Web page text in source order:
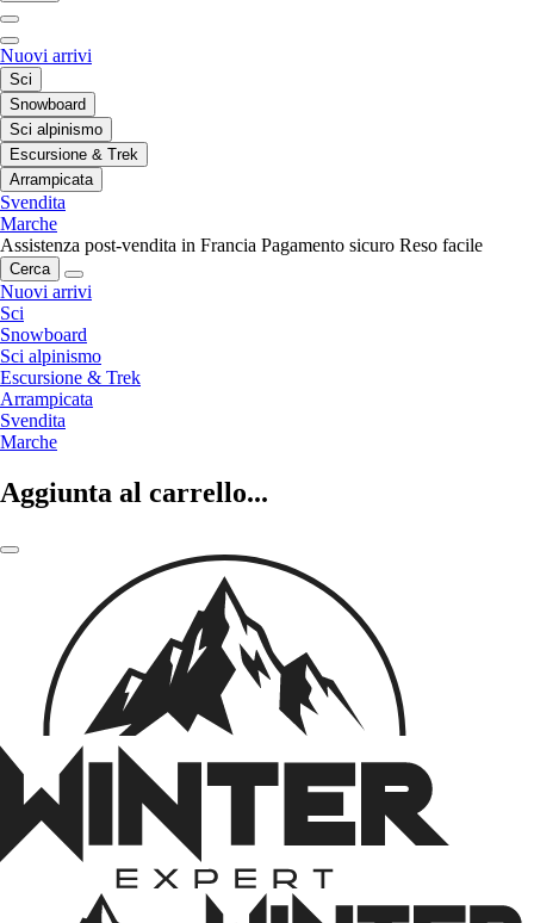
Nuovi arrivi
Sci
Snowboard
Sci alpinismo
Escursione & Trek
Arrampicata
Svendita
Marche
Assistenza post-vendita in Francia Pagamento sicuro Reso facile
Cerca
Nuovi arrivi
Sci
Snowboard
Sci alpinismo
Escursione & Trek
Arrampicata
Svendita
Marche
Aggiunta al carrello...